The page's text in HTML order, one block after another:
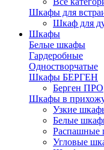
Шкафы для
Шкаф для
Шкафы
Белые шкафы
Гардеробные
Одностворчатые
Шкафы БЕРГЕН
Берген ПРО
Шкафы в
Узкие
Белые
Распашные
Угловые